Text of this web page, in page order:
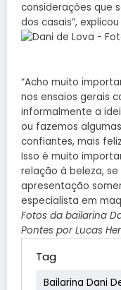
considerações que
dos casais”,
“Acho muito
nos ensaios gerais
informalmente a
ou fazemos
confiantes, mais
Isso é muito
relação à beleza,
apresentação
especialista em
Fotos da bailarina
Pontes por Lucas
Tag
Bailarina Dani